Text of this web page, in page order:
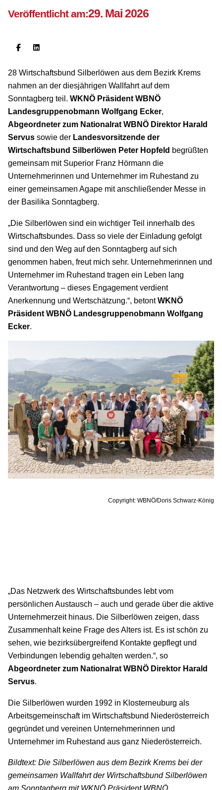
Veröffentlicht am:29. Mai 2026
28 Wirtschaftsbund Silberlöwen aus dem Bezirk Krems
nahmen an der diesjährigen Wallfahrt auf dem
Sonntagberg teil. WKNÖ Präsident WBNÖ
Landesgruppenobmann Wolfgang Ecker,
Abgeordneter zum Nationalrat WBNÖ Direktor Harald
Servus sowie der Landesvorsitzende der
Wirtschaftsbund Silberlöwen Peter Hopfeld begrüßten
gemeinsam mit Superior Franz Hörmann die
Unternehmerinnen und Unternehmer im Ruhestand zu
einer gemeinsamen Agape mit anschließender Messe in
der Basilika Sonntagberg.
„Die Silberlöwen sind ein wichtiger Teil innerhalb des
Wirtschaftsbundes. Dass so viele der Einladung gefolgt
sind und den Weg auf den Sonntagberg auf sich
genommen haben, freut mich sehr. Unternehmerinnen und
Unternehmer im Ruhestand tragen ein Leben lang
Verantwortung – dieses Engagement verdient
Anerkennung und Wertschätzung.“, betontWKNÖ
Präsident WBNÖ Landesgruppenobmann Wolfgang
Ecker.
Copyright: WBNÖ/Doris Schwarz-König
„Das Netzwerk des Wirtschaftsbundes lebt vom
persönlichen Austausch – auch und gerade über die aktive
Unternehmerzeit hinaus. Die Silberlöwen zeigen, dass
Zusammenhalt keine Frage des Alters ist. Es ist schön zu
sehen, wie bezirksübergreifend Kontakte gepflegt und
Verbindungen lebendig gehalten werden.“, so
Abgeordneter zum Nationalrat WBNÖ Direktor Harald
Servus.
Die Silberlöwen wurden 1992 in Klosterneuburg als
Arbeitsgemeinschaft im Wirtschaftsbund Niederösterreich
gegründet und vereinen Unternehmerinnen und
Unternehmer im Ruhestand aus ganz Niederösterreich.
Bildtext: Die Silberlöwen aus dem Bezirk Krems bei der
gemeinsamen Wallfahrt der Wirtschaftsbund Silberlöwen
am Sonntagberg mit WKNÖ Präsident WBNÖ